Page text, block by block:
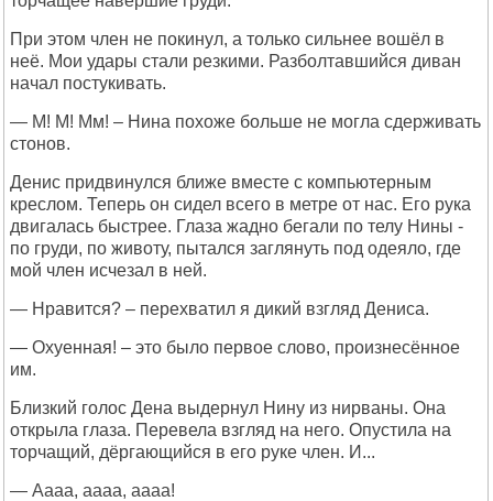
При этом член не покинул, а только сильнее вошёл в
неё. Мои удары стали резкими. Разболтавшийся диван
начал постукивать.
— М! М! Мм! – Нина похоже больше не могла сдерживать
стонов.
Денис придвинулся ближе вместе с компьютерным
креслом. Теперь он сидел всего в метре от нас. Его рука
двигалась быстрее. Глаза жадно бегали по телу Нины -
по груди, по животу, пытался заглянуть под одеяло, где
мой член исчезал в ней.
— Нравится? – перехватил я дикий взгляд Дениса.
— Охуенная! – это было первое слово, произнесённое
им.
Близкий голос Дена выдернул Нину из нирваны. Она
открыла глаза. Перевела взгляд на него. Опустила на
торчащий, дёргающийся в его руке член. И...
— Аааа, аааа, аааа!